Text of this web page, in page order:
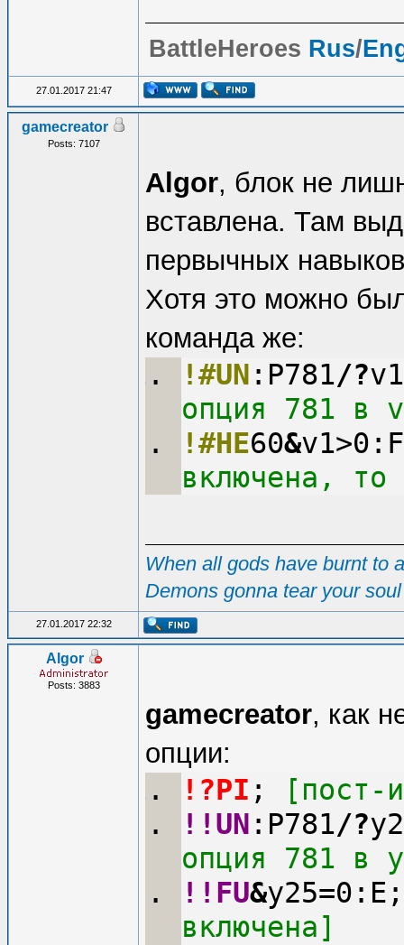
BattleHeroes Rus/
27.01.2017 21:47
gamecreator
Posts: 7107
Algor, блок не
вставлена. Там
первычных
Хотя это можно
команда же:
!#UN :P781/?
опция 781 в
!#HE60&
включена, то
When all gods have burnt to
Demons gonna tear your
27.01.2017 22:32
Algor
Posts: 3883
gamecreator, как
опции:
!?PI ;
[пост-
!!UN :P781/?
опция 781 в
!!FU&y25=0:E;
включена]